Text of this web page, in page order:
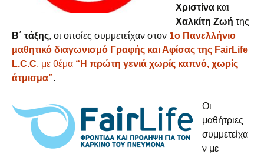
Χριστίνα και
Χαλκίτη Ζωή της
Β΄ τάξης, οι οποίες συμμετείχαν στον 1ο Πανελλήνιο
μαθητικό διαγωνισμό Γραφής και Αφίσας της FairLife
L.C.C. με θέμα “Η πρώτη γενιά χωρίς καπνό, χωρίς
άτμισμα”.
Οι
μαθήτριες
συμμετείχα
ν με